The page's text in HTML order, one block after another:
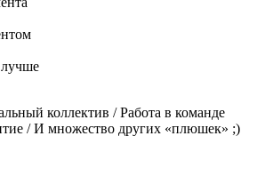
коллектив / Работа в команде
/ И множество других «плюшек» ;)